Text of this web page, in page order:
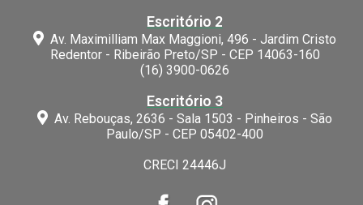
Escritório 2
Av. Maximilliam Max Maggioni, 496 - Jardim Cristo
Redentor - Ribeirão Preto/SP - CEP 14063-160
(16) 3900-0626
Escritório 3
Av. Rebouças, 2636 - Sala 1503 - Pinheiros - São
Paulo/SP - CEP 05402-400
CRECI 24446J